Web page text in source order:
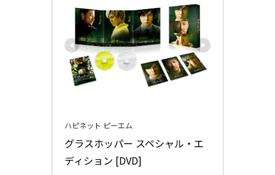
ハピネット ピーエム
グラスホッパー スペシャル・エ
ディション [DVD]